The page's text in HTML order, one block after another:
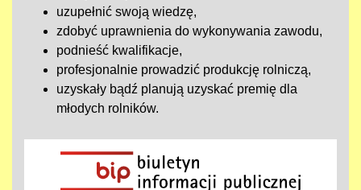
uzupełnić swoją wiedzę,
zdobyć uprawnienia do wykonywania zawodu,
podnieść kwalifikacje,
profesjonalnie prowadzić produkcję rolniczą,
uzyskały bądź planują uzyskać premię dla
młodych rolników.